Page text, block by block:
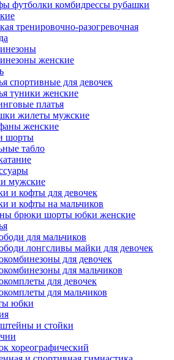
футболки комбидрессы рубашки
тренировочно-разогревочная
женские
спортивные для девочек
туники женские
платья
жилеты мужские
женские
шорты
табло
мужские
и кофты для девочек
и кофты на мальчиков
брюки шорты юбки женские
для мальчиков
лонгсливы майки для девочек
для девочек
для мальчиков
для девочек
для мальчиков
юбки
и стойки
хореографический